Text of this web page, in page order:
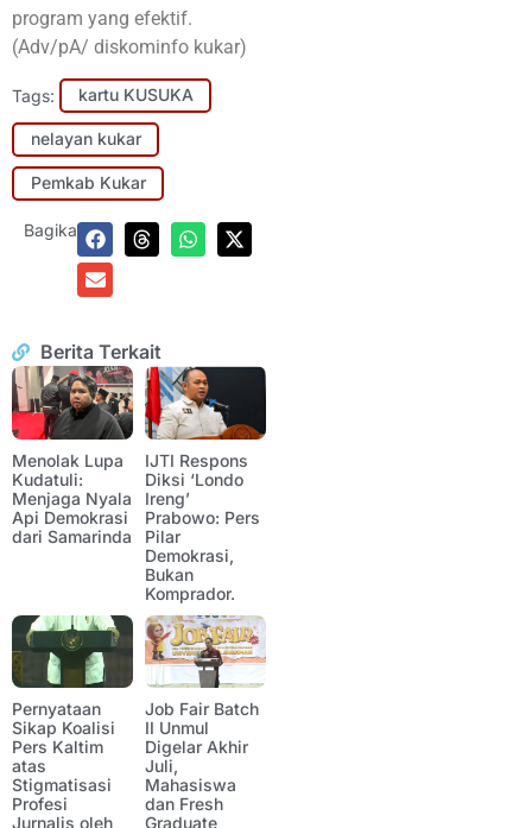
program yang efektif.
(Adv/pA/ diskominfo kukar)
Tags: kartu KUSUKA
nelayan kukar
Pemkab Kukar
Bagikan:
Berita Terkait
Menolak Lupa
Kudatuli:
Menjaga Nyala
Api Demokrasi
dari Samarinda
IJTI Respons
Diksi ‘Londo
Ireng’
Prabowo: Pers
Pilar
Demokrasi,
Bukan
Komprador.
Pernyataan
Sikap Koalisi
Pers Kaltim
atas
Stigmatisasi
Profesi
Jurnalis oleh
Job Fair Batch
II Unmul
Digelar Akhir
Juli,
Mahasiswa
dan Fresh
Graduate